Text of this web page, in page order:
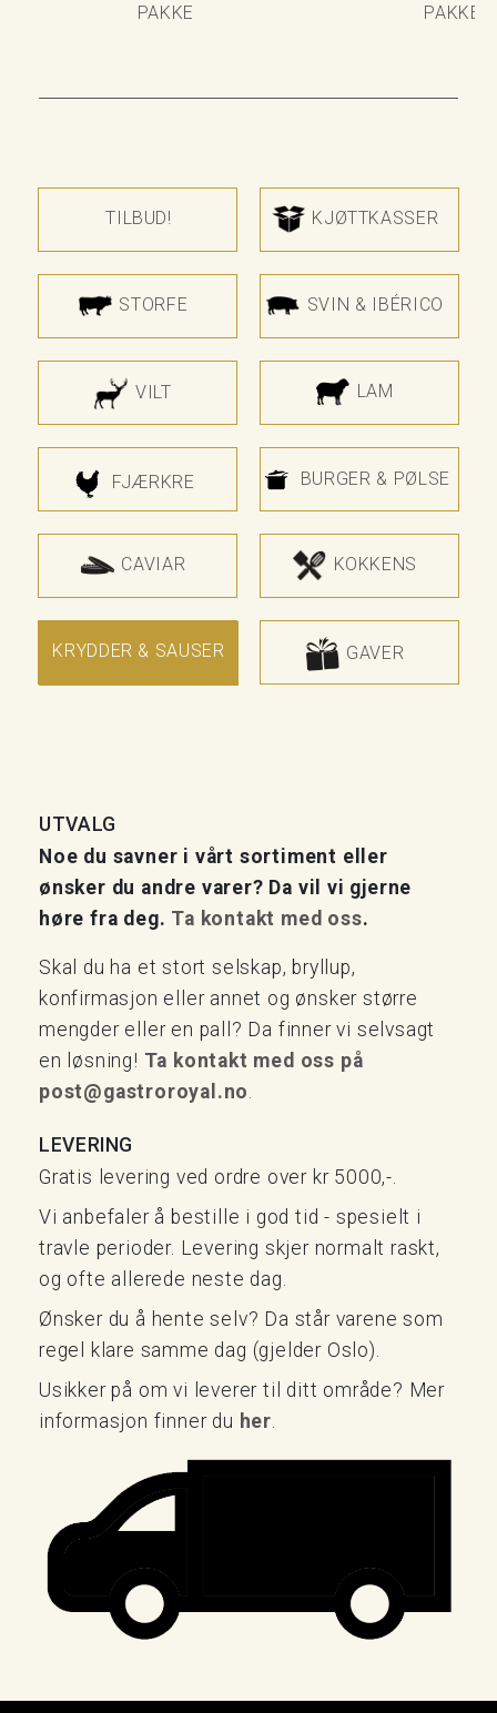
PAKKE PAKKE
TILBUD! KJØTTKASSER
STORFE SVIN & IBÉRICO
VILT LAM
FJÆRKRE BURGER & PØLSE
CAVIAR KOKKENS
KRYDDER & SAUSER GAVER
UTVALG
Noe du savner i vårt sortiment eller
ønsker du andre varer? Da vil vi gjerne
høre fra deg. Ta kontakt med oss.
Skal du ha et stort selskap, bryllup,
konfirmasjon eller annet og ønsker større
mengder eller en pall? Da finner vi selvsagt
en løsning! Ta kontakt med oss på
post@gastroroyal.no
LEVERING
Gratis levering ved ordre over kr 5000,-.
Vi anbefaler å bestille i god tid - spesielt i
travle perioder. Levering skjer normalt raskt,
og ofte allerede neste dag.
Ønsker du å hente selv? Da står varene som
regel klare samme dag (gjelder Oslo).
Usikker på om vi leverer til ditt område? Mer
informasjon finner du her